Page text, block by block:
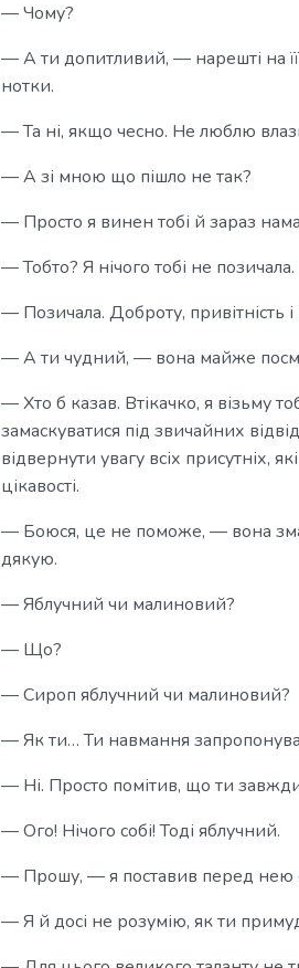
— Чому?
— А ти допитливий, — нарешті на
нотки.
— Та ні, якщо чесно. Не люблю
— А зі мною що пішло не так?
— Просто я винен тобі й зараз
— Тобто? Я нічого тобі не позичала.
— Позичала. Доброту, привітність і
— А ти чудний, — вона майже
— Хто б казав. Втікачко, я візьму
замаскуватися під звичайних
відвернути увагу всіх присутніх,
цікавості.
— Боюся, це не поможе, — вона
дякую.
— Яблучний чи малиновий?
— Що?
— Сироп яблучний чи малиновий?
— Як ти… Ти навмання
— Ні. Просто помітив, що ти
— Ого! Нічого собі! Тоді яблучний.
— Прошу, — я поставив перед нею
— Я й досі не розумію, як ти